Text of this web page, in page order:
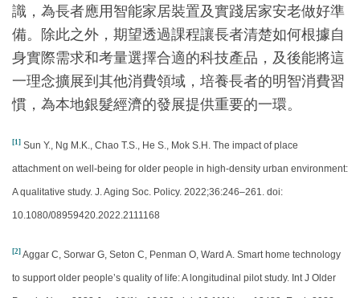
識，為長者應用智能家居裝置及實踐居家安老做好準
備。除此之外，期望透過課程讓長者清楚如何根據自
身實際需求和考量選擇合適的科技產品，及後能將這
一理念擴展到其他消費領域，培養長者的明智消費習
慣，為本地銀髮經濟的發展提供重要的一環。
[1] Sun Y., Ng M.K., Chao T.S., He S., Mok S.H. The impact of place
attachment on well-being for older people in high-density urban environment:
A qualitative study. J. Aging Soc. Policy. 2022;36:246–261. doi:
10.1080/08959420.2022.2111168
[2] Aggar C, Sorwar G, Seton C, Penman O, Ward A. Smart home technology
to support older people’s quality of life: A longitudinal pilot study. Int J Older